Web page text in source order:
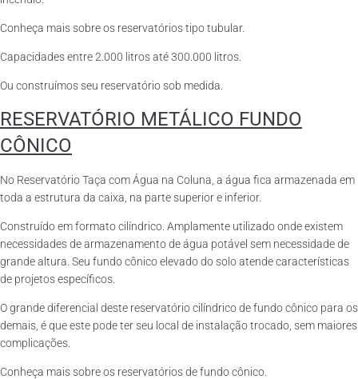
Conheça mais sobre os reservatórios tipo tubular.
Capacidades entre 2.000 litros até 300.000 litros.
Ou construímos seu reservatório sob medida.
RESERVATÓRIO METÁLICO FUNDO
CÔNICO
No Reservatório Taça com Água na Coluna, a água fica armazenada em
toda a estrutura da caixa, na parte superior e inferior.
Construído em formato cilíndrico. Amplamente utilizado onde existem
necessidades de armazenamento de água potável sem necessidade de
grande altura. Seu fundo cônico elevado do solo atende características
de projetos específicos.
O grande diferencial deste reservatório cilíndrico de fundo cônico para os
demais, é que este pode ter seu local de instalação trocado, sem maiores
complicações.
Conheça mais sobre os reservatórios de fundo cônico.